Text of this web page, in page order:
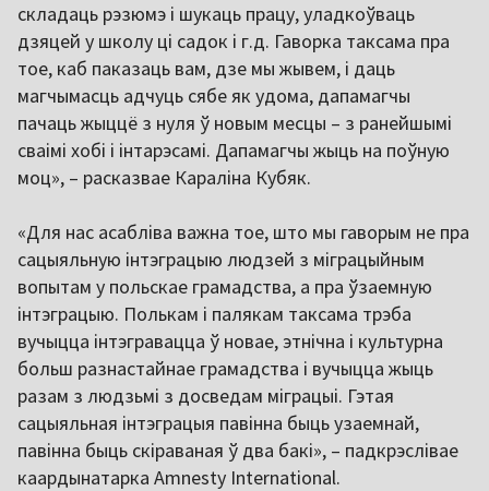
складаць рэзюмэ і шукаць працу, уладкоўваць
дзяцей у школу ці садок і г.д. Гаворка таксама пра
тое, каб паказаць вам, дзе мы жывем, і даць
магчымасць адчуць сябе як удома, дапамагчы
пачаць жыццё з нуля ў новым месцы – з ранейшымі
сваімі хобі і інтарэсамі. Дапамагчы жыць на поўную
моц», – расказвае Караліна Кубяк.
«Для нас асабліва важна тое, што мы гаворым не пра
сацыяльную інтэграцыю людзей з міграцыйным
вопытам у польскае грамадства, а пра ўзаемную
інтэграцыю. Полькам і палякам таксама трэба
вучыцца інтэгравацца ў новае, этнічна і культурна
больш разнастайнае грамадства і вучыцца жыць
разам з людзьмі з досведам міграцыі. Гэтая
сацыяльная інтэграцыя павінна быць узаемнай,
павінна быць скіраваная ў два бакі», – падкрэслівае
каардынатарка Amnesty International.